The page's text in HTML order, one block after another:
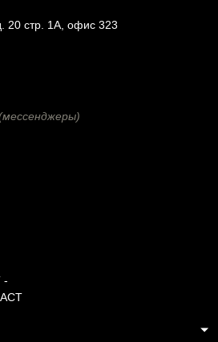
20 стр. 1А, офис 323
-